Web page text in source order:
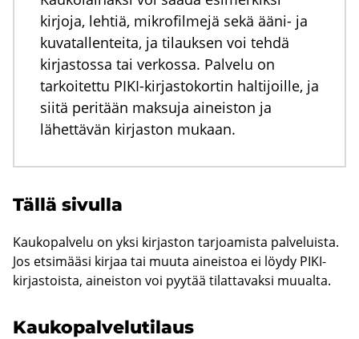
kirjoja, lehtiä, mikrofilmejä sekä ääni- ja
kuvatallenteita, ja tilauksen voi tehdä
kirjastossa tai verkossa. Palvelu on
tarkoitettu PIKI-kirjastokortin haltijoille, ja
siitä peritään maksuja aineiston ja
lähettävän kirjaston mukaan.
Tällä si­vul­la
Kau­ko­pal­ve­lu on yksi kir­jas­ton tar­joa­mis­ta pal­ve­luis­ta.
Jos et­si­mää­si kir­jaa tai muuta ai­neis­toa ei löydy PIKI-​
kirjastoista, ai­neis­ton voi pyy­tää ti­lat­ta­vak­si muu­al­ta.
Kau­ko­pal­ve­lu­ti­laus